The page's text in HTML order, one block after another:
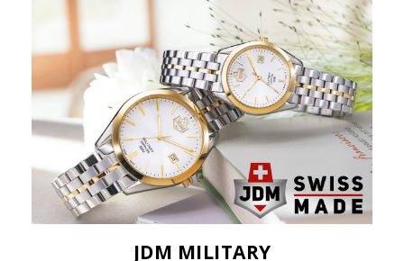
JDM MILITARY